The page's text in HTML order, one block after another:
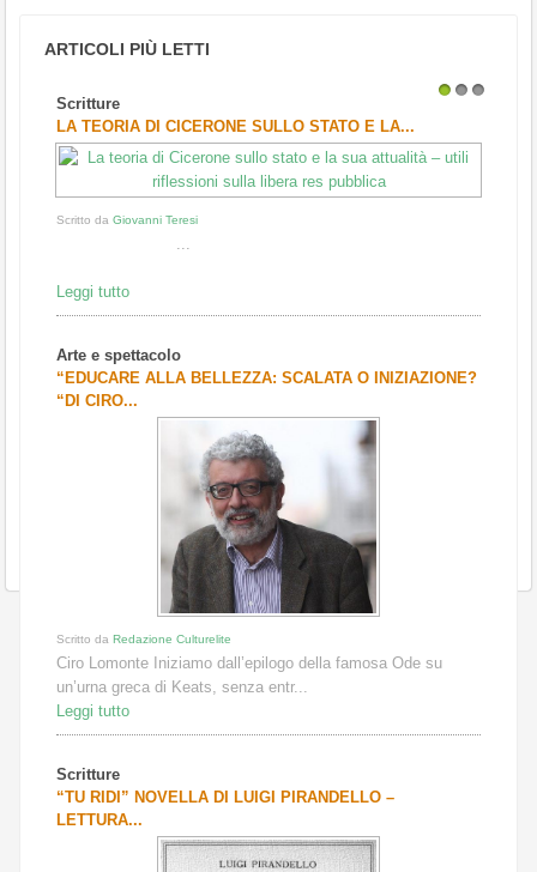
ARTICOLI PIÙ LETTI
Scritture
LA TEORIA DI CICERONE SULLO STATO E LA...
Scritto da Giovanni Teresi
...
Leggi tutto
Arte e spettacolo
“EDUCARE ALLA BELLEZZA: SCALATA O INIZIAZIONE?
“DI CIRO...
Scritto da Redazione Culturelite
Ciro Lomonte Iniziamo dall’epilogo della famosa Ode su
un’urna greca di Keats, senza entr...
Leggi tutto
Scritture
“TU RIDI” NOVELLA DI LUIGI PIRANDELLO –
LETTURA...